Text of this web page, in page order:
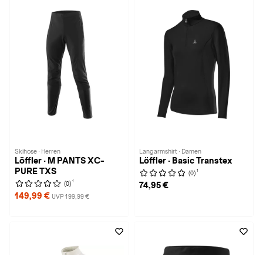
Skihose · Herren
Löffler · M PANTS XC-
PURE TXS
(0) 1
149,99 € UVP 199,99 €
Langarmshirt · Damen
Löffler · Basic Transtex
(0) 1
74,95 €